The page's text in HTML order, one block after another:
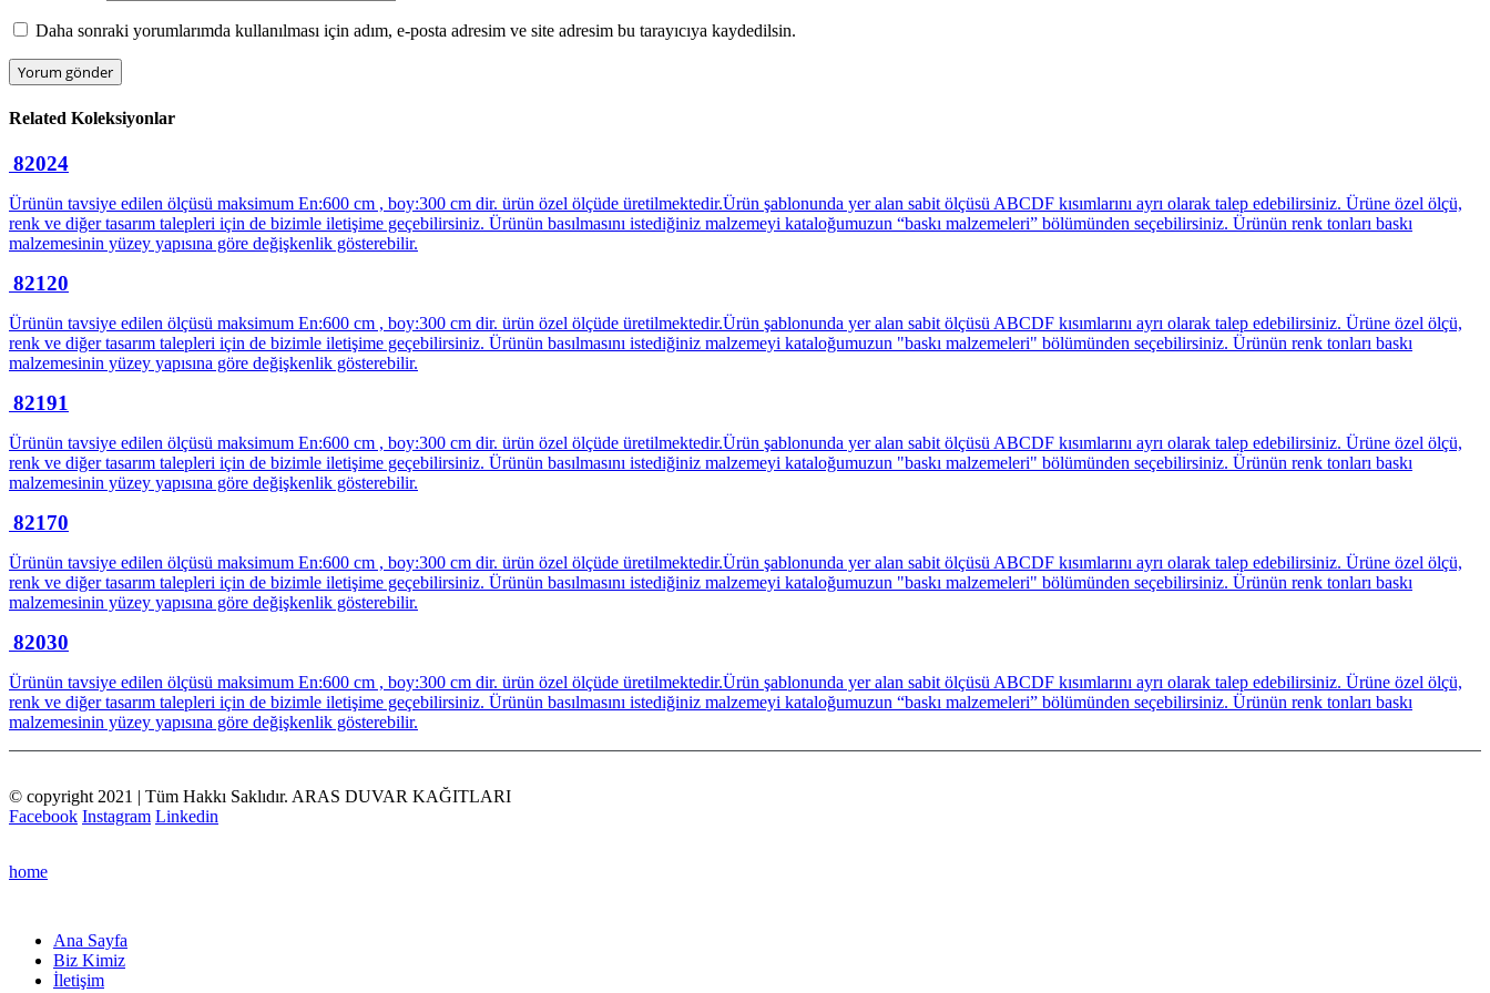
Daha sonraki yorumlarımda kullanılması için adım, e-posta adresim ve site adresim bu tarayıcıya kaydedilsin.
Related Koleksiyonlar
82024
Ürünün tavsiye edilen ölçüsü maksimum En:600 cm , boy:300 cm dir. ürün özel ölçüde üretilmektedir.Ürün şablonunda yer alan sabit ölçüsü ABCDF kısımlarını ayrı olarak talep edebilirsiniz. Ürüne özel ölçü,
renk ve diğer tasarım talepleri için de bizimle iletişime geçebilirsiniz. Ürünün basılmasını istediğiniz malzemeyi kataloğumuzun “baskı malzemeleri” bölümünden seçebilirsiniz. Ürünün renk tonları baskı
malzemesinin yüzey yapısına göre değişkenlik gösterebilir.
82120
Ürünün tavsiye edilen ölçüsü maksimum En:600 cm , boy:300 cm dir. ürün özel ölçüde üretilmektedir.Ürün şablonunda yer alan sabit ölçüsü ABCDF kısımlarını ayrı olarak talep edebilirsiniz. Ürüne özel ölçü,
renk ve diğer tasarım talepleri için de bizimle iletişime geçebilirsiniz. Ürünün basılmasını istediğiniz malzemeyi kataloğumuzun "baskı malzemeleri" bölümünden seçebilirsiniz. Ürünün renk tonları baskı
malzemesinin yüzey yapısına göre değişkenlik gösterebilir.
82191
Ürünün tavsiye edilen ölçüsü maksimum En:600 cm , boy:300 cm dir. ürün özel ölçüde üretilmektedir.Ürün şablonunda yer alan sabit ölçüsü ABCDF kısımlarını ayrı olarak talep edebilirsiniz. Ürüne özel ölçü,
renk ve diğer tasarım talepleri için de bizimle iletişime geçebilirsiniz. Ürünün basılmasını istediğiniz malzemeyi kataloğumuzun "baskı malzemeleri" bölümünden seçebilirsiniz. Ürünün renk tonları baskı
malzemesinin yüzey yapısına göre değişkenlik gösterebilir.
82170
Ürünün tavsiye edilen ölçüsü maksimum En:600 cm , boy:300 cm dir. ürün özel ölçüde üretilmektedir.Ürün şablonunda yer alan sabit ölçüsü ABCDF kısımlarını ayrı olarak talep edebilirsiniz. Ürüne özel ölçü,
renk ve diğer tasarım talepleri için de bizimle iletişime geçebilirsiniz. Ürünün basılmasını istediğiniz malzemeyi kataloğumuzun "baskı malzemeleri" bölümünden seçebilirsiniz. Ürünün renk tonları baskı
malzemesinin yüzey yapısına göre değişkenlik gösterebilir.
82030
Ürünün tavsiye edilen ölçüsü maksimum En:600 cm , boy:300 cm dir. ürün özel ölçüde üretilmektedir.Ürün şablonunda yer alan sabit ölçüsü ABCDF kısımlarını ayrı olarak talep edebilirsiniz. Ürüne özel ölçü,
renk ve diğer tasarım talepleri için de bizimle iletişime geçebilirsiniz. Ürünün basılmasını istediğiniz malzemeyi kataloğumuzun “baskı malzemeleri” bölümünden seçebilirsiniz. Ürünün renk tonları baskı
malzemesinin yüzey yapısına göre değişkenlik gösterebilir.
© copyright 2021 | Tüm Hakkı Saklıdır. ARAS DUVAR KAĞITLARI
Facebook Instagram Linkedin
home
Ana Sayfa
Biz Kimiz
İletişim